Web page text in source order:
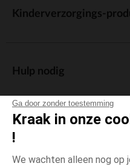
Ga door zonder toestemming
Kraak in onze
!
We wachten alleen nog
Kinderverzorgings-
Hulp nodig